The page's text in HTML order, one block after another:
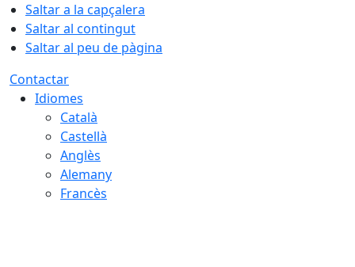
Saltar a la capçalera
Saltar al contingut
Saltar al peu de pàgina
Contactar
Idiomes
Català
Castellà
Anglès
Alemany
Francès